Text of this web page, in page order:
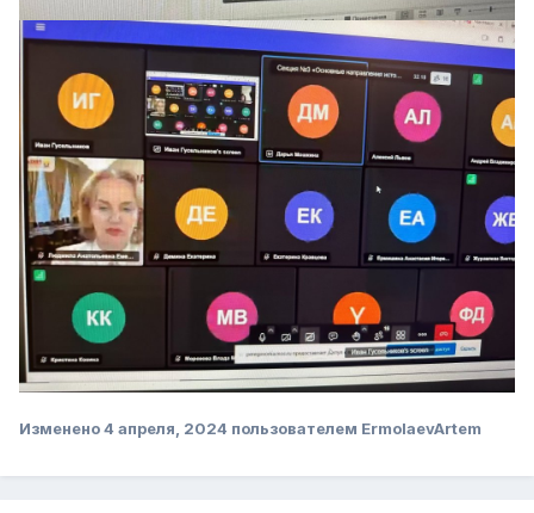
Изменено4 апреля, 2024 пользователем ErmolaevArtem